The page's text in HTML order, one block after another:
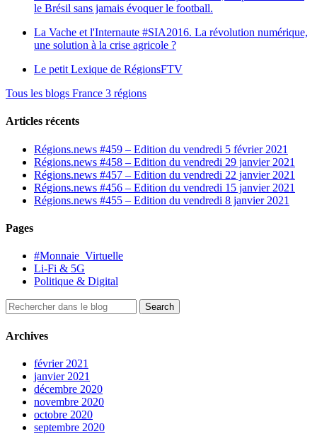
le Brésil sans jamais évoquer le football.
La Vache et l'Internaute #SIA2016. La révolution numérique,
une solution à la crise agricole ?
Le petit Lexique de RégionsFTV
Tous les blogs France 3 régions
Articles récents
Régions.news #459 – Edition du vendredi 5 février 2021
Régions.news #458 – Edition du vendredi 29 janvier 2021
Régions.news #457 – Edition du vendredi 22 janvier 2021
Régions.news #456 – Edition du vendredi 15 janvier 2021
Régions.news #455 – Edition du vendredi 8 janvier 2021
Pages
#Monnaie_Virtuelle
Li-Fi & 5G
Politique & Digital
Archives
février 2021
janvier 2021
décembre 2020
novembre 2020
octobre 2020
septembre 2020